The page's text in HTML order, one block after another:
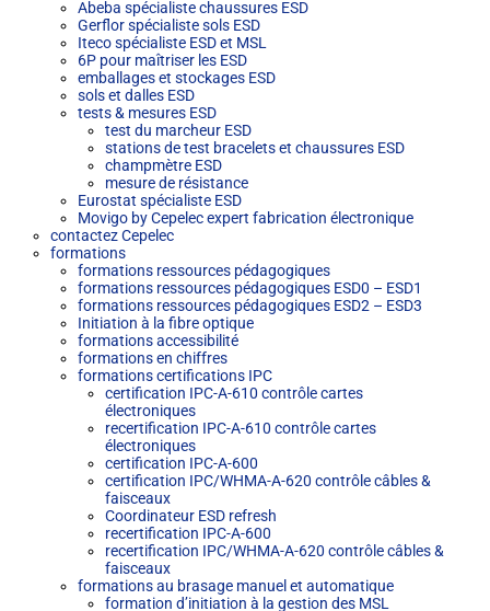
Abeba spécialiste chaussures ESD
Gerflor spécialiste sols ESD
Iteco spécialiste ESD et MSL
6P pour maîtriser les ESD
emballages et stockages ESD
sols et dalles ESD
tests & mesures ESD
test du marcheur ESD
stations de test bracelets et chaussures ESD
champmètre ESD
mesure de résistance
Eurostat spécialiste ESD
Movigo by Cepelec expert fabrication électronique
contactez Cepelec
formations
formations ressources pédagogiques
formations ressources pédagogiques ESD0 – ESD1
formations ressources pédagogiques ESD2 – ESD3
Initiation à la fibre optique
formations accessibilité
formations en chiffres
formations certifications IPC
certification IPC-A-610 contrôle cartes
électroniques
recertification IPC-A-610 contrôle cartes
électroniques
certification IPC-A-600
certification IPC/WHMA-A-620 contrôle câbles &
faisceaux
Coordinateur ESD refresh
recertification IPC-A-600
recertification IPC/WHMA-A-620 contrôle câbles &
faisceaux
formations au brasage manuel et automatique
formation d’initiation à la gestion des MSL